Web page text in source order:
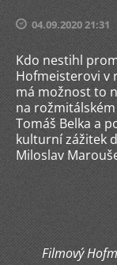
04.09.2020 21:31
Kdo nestihl
Hofmeisterovi v
má možnost to
na
Tomáš Belka a
kulturní zážitek
Miloslav
Filmový